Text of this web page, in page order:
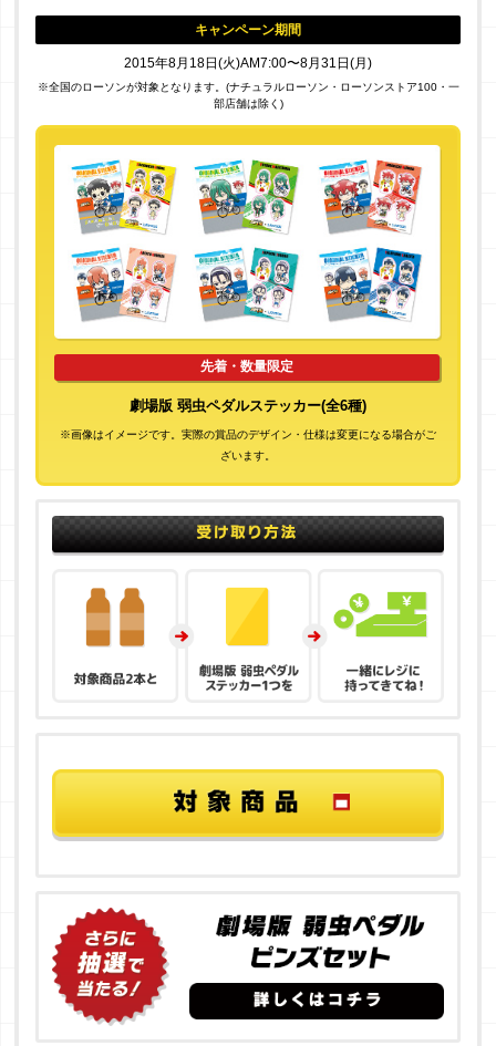
キャンペーン期間
2015年8月18日(火)AM7:00〜8月31日(月)
※全国のローソンが対象となります。(ナチュラルローソン・ローソンストア100・一
部店舗は除く)
先着・数量限定
劇場版 弱虫ペダルステッカー(全6種)
※画像はイメージです。実際の賞品のデザイン・仕様は変更になる場合がご
ざいます。